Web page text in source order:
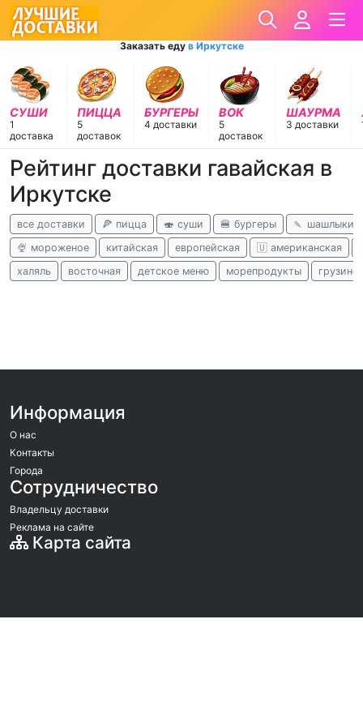
Заказать еду в Иркутске
СУШИ
1
доставка
ПИЦЦА
5
доставок
БУРГЕРЫ
4 доставки
ВОК
5
доставок
ШАУРМА
3 доставки
Рейтинг доставки гавайская в
Иркутске
все доставки 🍕 пицца 🍣 суши 🍔 бургеры
🍡 шашлыки
🍨 мороженое
китайская европейская 🇺 американская
халяль
восточная детское меню морепродукты
Информация
О нас
Контакты
Города
Сотрудничество
Владельцу доставки
Реклама на сайте
Карта сайта